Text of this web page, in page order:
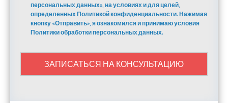
персональных данных», на условиях и для целей,
определенных Политикой конфиденциальности. Нажимая
кнопку «Отправить», я ознакомился и принимаю условия
Политики обработки персональных данных.
ЗАПИСАТЬСЯ НА КОНСУЛЬТАЦИЮ